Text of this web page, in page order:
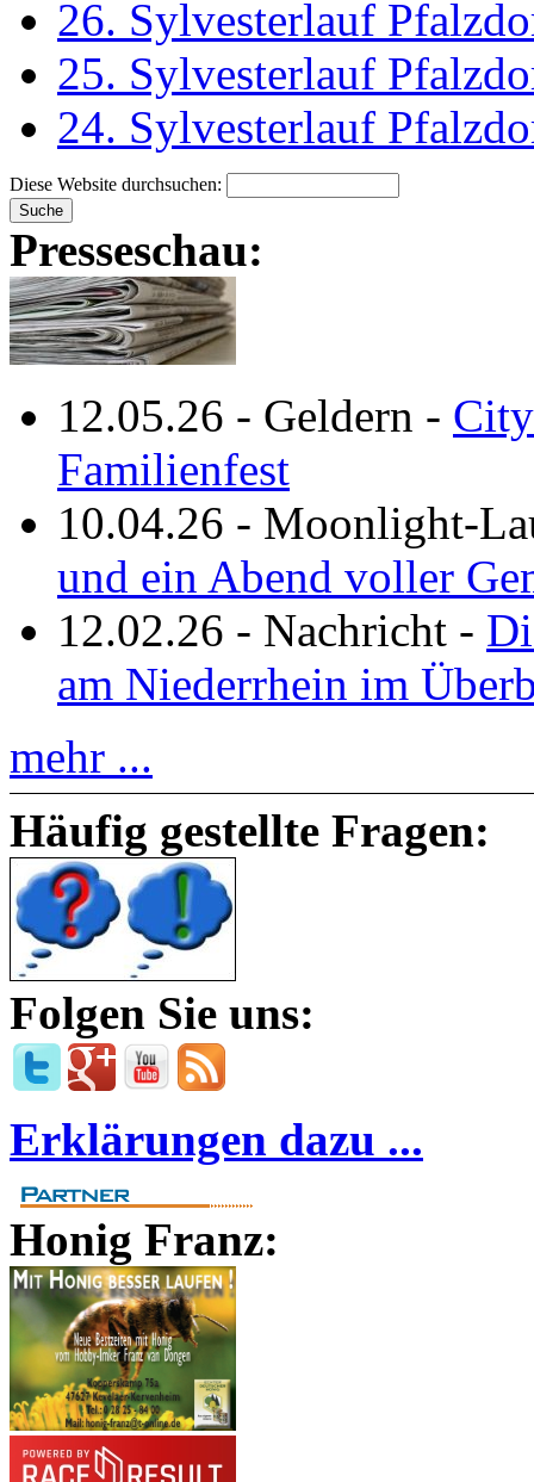
26. Sylvesterlauf
25. Sylvesterlauf
24. Sylvesterlauf
Diese Website durchsuchen:
Presseschau:
12.05.26 - Geldern -
Familienfest
10.04.26 - Moonlight-
und ein Abend voller
12.02.26 - Nachricht -
am Niederrhein im
mehr ...
Häufig gestellte Fragen:
Folgen Sie uns:
Erklärungen dazu ...
Honig Franz: